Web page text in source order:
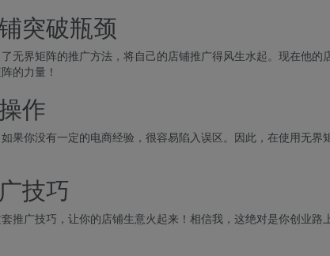
突破瓶颈
无界矩阵的推广方法，将自己的店铺推广得风生水起。现在他的
的力量！
作
果你没有一定的电商经验，很容易陷入误区。因此，在使用无界
技巧
推广技巧，让你的店铺生意火起来！相信我，这绝对是你创业路